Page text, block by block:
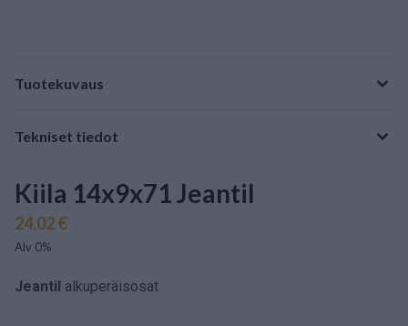
Tuotekuvaus
Tekniset tiedot
Kiila 14x9x71 Jeantil
24,02 €
Alv 0%
Jeantil alkuperäisosat